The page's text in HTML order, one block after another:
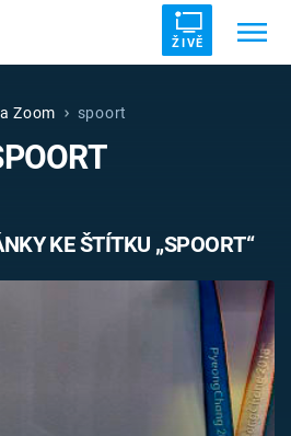
ŽIVĚ
DRUHÁ SVĚTOVÁ VÁLKA
Zoom spoort
KE ŠTÍTKU „SPOORT“